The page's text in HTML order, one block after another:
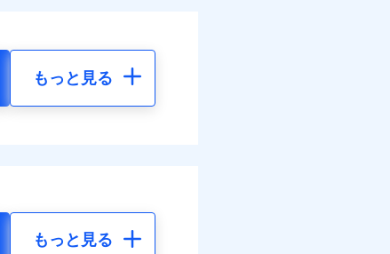
もっと見る
もっと見る